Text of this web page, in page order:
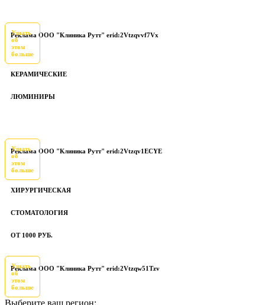
Реклама ООО "Клиника Рутт" erid:2Vtzqvvf7Vx
Узнать
об
этом
больше
КЕРАМИЧЕСКИЕ
ЛЮМИНИРЫ
Реклама ООО "Клиника Рутт" erid:2Vtzqv1ECYE
Узнать
об
этом
больше
ХИРУРГИЧЕСКАЯ
СТОМАТОЛОГИЯ
ОТ 1000 РУБ.
Реклама ООО "Клиника Рутт" erid:2Vtzqw51Tzv
Узнать
об
этом
больше
Выберите ваш регион: